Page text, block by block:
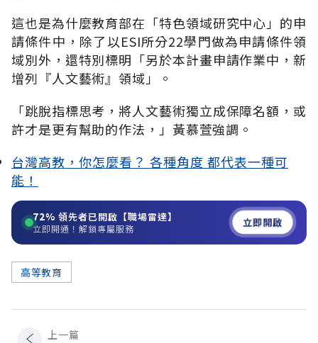
這也是為什麼教育部在「特色領域研究中心」的申
請條件中，除了以ESI所分22學門做為申請條件領
域別外，還特別標明「另於本計畫申請作業中，新
增列『人文藝術』領域」。
「跳脫指標思考，將人文藝術獨立成保障名額，或
許才是更有幫助的作法，」黃慕萱強調。
台灣高教，你怎麼看？ 各種角度 都代表一種可
能！
72% 領先者已開啟【職場雷達】
立即開通！解鎖專屬服務 立即開啟
高等教育
上一篇